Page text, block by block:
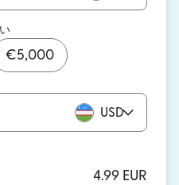
€5,000
USD
4.99 EUR